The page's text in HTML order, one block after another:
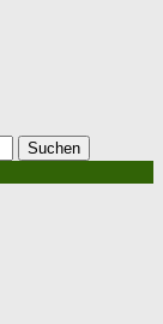
Suchen